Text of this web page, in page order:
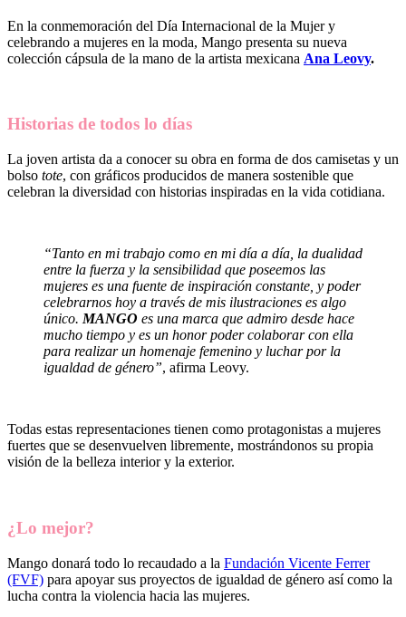
En la conmemoración del Día Internacional de la Mujer y
celebrando a mujeres en la moda, Mango presenta su nueva
colección cápsula de la mano de la artista mexicana Ana Leovy.
Historias de todos lo días
La joven artista da a conocer su obra en forma de dos camisetas y un
bolso tote, con gráficos producidos de manera sostenible que
celebran la diversidad con historias inspiradas en la vida cotidiana.
“Tanto en mi trabajo como en mi día a día, la dualidad
entre la fuerza y la sensibilidad que poseemos las
mujeres es una fuente de inspiración constante, y poder
celebrarnos hoy a través de mis ilustraciones es algo
único. MANGO es una marca que admiro desde hace
mucho tiempo y es un honor poder colaborar con ella
para realizar un homenaje femenino y luchar por la
igualdad de género”, afirma Leovy.
Todas estas representaciones tienen como protagonistas a mujeres
fuertes que se desenvuelven libremente, mostrándonos su propia
visión de la belleza interior y la exterior.
¿Lo mejor?
Mango donará todo lo recaudado a la Fundación Vicente Ferrer
(FVF) para apoyar sus proyectos de igualdad de género así como la
lucha contra la violencia hacia las mujeres.